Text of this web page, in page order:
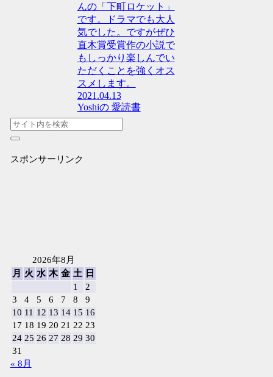
んの「下町ロケット」
です。ドラマでも大人
気でした。ですがぜひ
直木賞受賞作の小説で
もしっかり楽しんでい
ただくことを強くオス
スメします。
2021.04.13
Yoshiの 愛読書
スポンサーリンク
2026年8月
月
火 水 木 金 土
日
1
2
3
4 5 6 7 8
9
10 11 12 13 14 15 16
17 18 19 20 21 22 23
24 25 26 27 28 29 30
31
« 8月